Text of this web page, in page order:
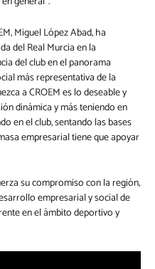
Miguel López Abad, ha
del Real Murcia en la
del club en el panorama
más representativa de la
a CROEM es lo deseable y
dinámica y más teniendo en
en el club, sentando las bases
empresarial tiene que apoyar
su compromiso con la región,
empresarial y social de
en el ámbito deportivo y